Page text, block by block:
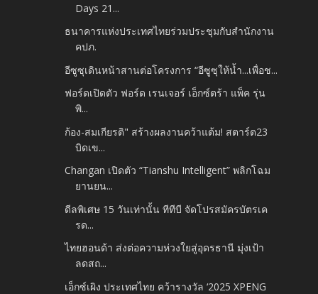
Days 21...
ธนาคารแห่งประเทศไทยร่วมประชุมกับสำนักงาน
คปภ.
อีซูซุเดินหน้าสานต่อโครงการ “อีซูซุให้น้ำ...เพื่อช...
ฟอร์ดเปิดตัว ฟอร์ด เรนเจอร์ เอ็กซ์ตร้า แพ็ค รุ่น
พิ...
ก้อง-สมเกียรติ" สร้างผลงานคว้าแต้ม! สตาร์ต23
บิดเข...
Changan เปิดตัว “Tianshu Intelligent” พลิกโฉม
ยานยน...
ดีลพิเศษ 15 วันเท่านั้น ทีทีบี จัดโปรสมัครบัตรเค
รด...
ไทยฮอนด้า ส่งต่อความห่วงใยสู่อุดรธานี มุ่งเป้า
ลดสถ...
เอ็กซ์เผิง ประเทศไทย คว้ารางวัล ‘2025 XPENG